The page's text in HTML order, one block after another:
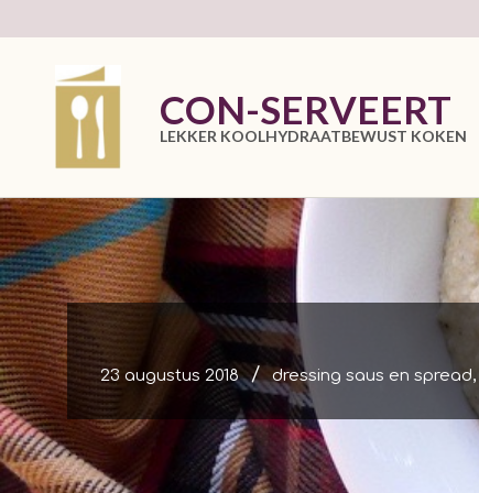
to
CON-SERVEERT
LEKKER KOOLHYDRAATBEWUST KOKEN
23 augustus 2018 dressing saus en spread,